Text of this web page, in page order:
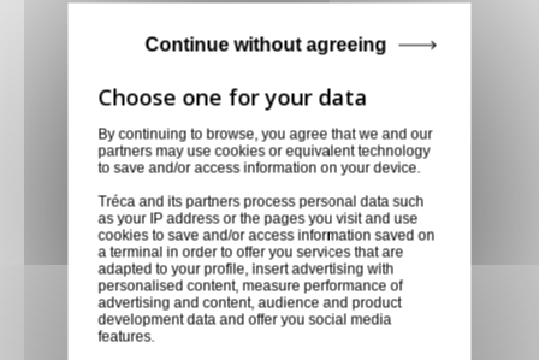
Paypal, ...
Service client
Optez pour la tranquillité
d'esprit en confiant vos
demandes techniques et devis
à notre service clients par mail.
Notre équipe d'experts est
prête à vous fournir des
solutions sur mesure et des
By continuing to browse, you agree that we and our
partners may use cookies or equivalent technology
to save and/or access information on your device.
Tréca and its partners process personal data such
as your IP address or the pages you visit and use
cookies to save and/or access information saved on
a terminal in order to offer you services that are
adapted to your profile, insert advertising with
personalised content, measure performance of
advertising and content, audience and product
development data and offer you social media
features.
Continue without agreeing